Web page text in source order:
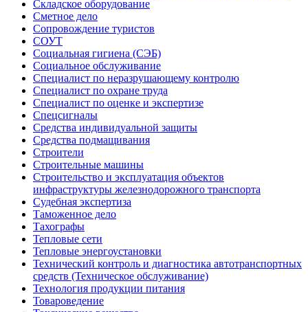
Складское оборудование
Сметное дело
Сопровождение туристов
СОУТ
Социальная гигиена (СЭБ)
Социальное обслуживание
Специалист по неразрушающему контролю
Специалист по охране труда
Специалист по оценке и экспертизе
Спецсигналы
Средства индивидуальной защиты
Средства подмащивания
Строители
Строительные машины
Строительство и эксплуатация объектов
инфраструктуры железнодорожного транспорта
Судебная экспертиза
Таможенное дело
Тахографы
Тепловые сети
Тепловые энергоустановки
Технический контроль и диагностика автотранспортных
средств (Техническое обслуживание)
Технология продукции питания
Товароведение